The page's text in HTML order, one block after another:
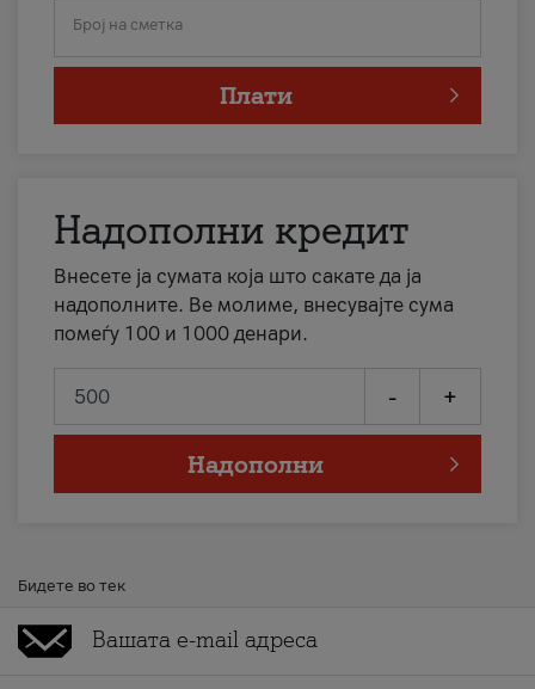
Број на сметка
Плати
Надополни кредит
Внесете ја сумата која што сакате да ја
надополните. Ве молиме, внесувајте сума
помеѓу 100 и 1000 денари.
- +
Надополни
Бидете во тек